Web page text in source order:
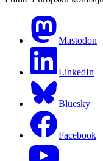
Mastodon
LinkedIn
Bluesky
Facebook